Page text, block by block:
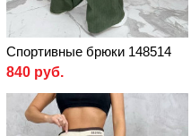
Спортивные брюки 148514
840 руб.